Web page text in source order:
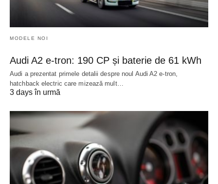
MODELE NOI
Audi A2 e-tron: 190 CP și baterie de 61 kWh
Audi a prezentat primele detalii despre noul Audi A2 e-tron,
hatchback electric care mizează mult…
3 days în urmă